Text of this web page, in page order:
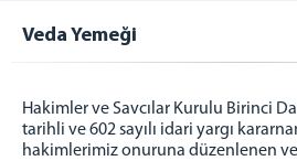
BAŞKANLIK
ÖNCEKİ BAŞKANLARIMIZ
BAŞKANLAR KURULU
Veda Yemeği
Hakimler ve Savcılar Kurulu Birinci
tarihli ve 602 sayılı idari yargı
hakimlerimiz onuruna düzenlenen